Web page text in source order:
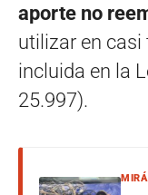
aporte no
utilizar en
incluida en la
25.997).